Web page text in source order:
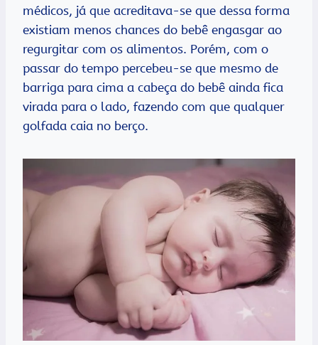
médicos, já que acreditava-se que dessa forma
existiam menos chances do bebê engasgar ao
regurgitar com os alimentos. Porém, com o
passar do tempo percebeu-se que mesmo de
barriga para cima a cabeça do bebê ainda fica
virada para o lado, fazendo com que qualquer
golfada caia no berço.